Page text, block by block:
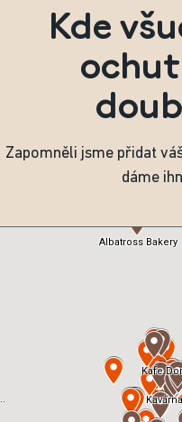
Kde
Zapomněli jsme přidat
dáme